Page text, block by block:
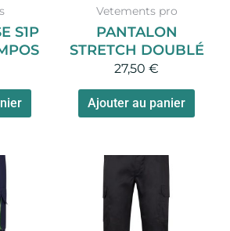
S1Pchoisies
sur
du
Vetements pro
PANTALON
STRETCH DOUBLÉ
27,50 €
Ajouter au panier